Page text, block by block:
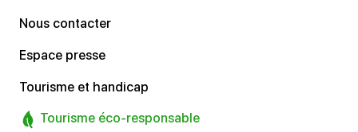
Nous contacter
Espace presse
Tourisme et handicap
Tourisme éco-responsable